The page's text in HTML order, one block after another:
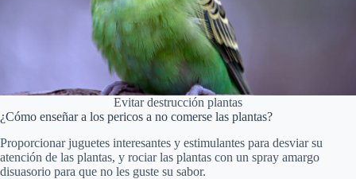
Evitar destrucción plantas
¿Cómo enseñar a los pericos a no comerse las plantas?
Proporcionar juguetes interesantes y estimulantes para desviar su
atención de las plantas, y rociar las plantas con un spray amargo
disuasorio para que no les guste su sabor.